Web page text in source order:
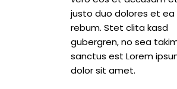
justo duo dolores et ea
rebum. Stet clita kasd
gubergren, no sea
sanctus est Lorem
dolor sit amet.